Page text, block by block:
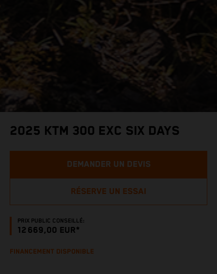
2025 KTM 300 EXC SIX DAYS
PRIX PUBLIC CONSEILLÉ:
12 669,00 EUR*
DEMANDER UN DEVIS
RÉSERVE UN ESSAI
FINANCEMENT DISPONIBLE